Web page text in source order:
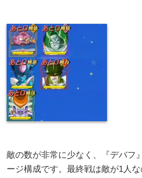
敵の数が非常に少なく、『デバフ
ージ構成です。最終戦は敵が1人